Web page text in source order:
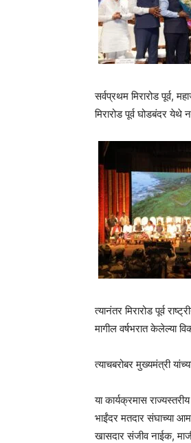
सर्वप्रथम मिरारोड पूर्व,
मिरारोड पूर्व घोडबंदर
त्यानंतर मिरारोड पूर्व
मागील वर्षभरात केलेल्या
त्याचबरोबर मुख्यमंत्री
या कार्यक्रमास
भाईंदर मतदार संघाच्या
खासदार संजीव नाईक,